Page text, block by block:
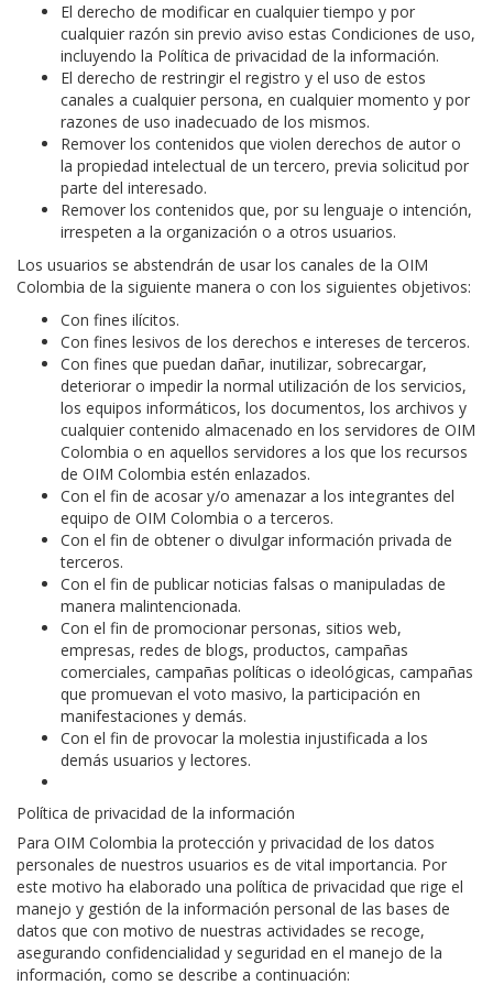
El derecho de modificar en cualquier tiempo y por
cualquier razón sin previo aviso estas Condiciones de uso,
incluyendo la Política de privacidad de la información.
El derecho de restringir el registro y el uso de estos
canales a cualquier persona, en cualquier momento y por
razones de uso inadecuado de los mismos.
Remover los contenidos que violen derechos de autor o
la propiedad intelectual de un tercero, previa solicitud por
parte del interesado.
Remover los contenidos que, por su lenguaje o intención,
irrespeten a la organización o a otros usuarios.
Los usuarios se abstendrán de usar los canales de la OIM
Colombia de la siguiente manera o con los siguientes objetivos:
Con fines ilícitos.
Con fines lesivos de los derechos e intereses de terceros.
Con fines que puedan dañar, inutilizar, sobrecargar,
deteriorar o impedir la normal utilización de los servicios,
los equipos informáticos, los documentos, los archivos y
cualquier contenido almacenado en los servidores de OIM
Colombia o en aquellos servidores a los que los recursos
de OIM Colombia estén enlazados.
Con el fin de acosar y/o amenazar a los integrantes del
equipo de OIM Colombia o a terceros.
Con el fin de obtener o divulgar información privada de
terceros.
Con el fin de publicar noticias falsas o manipuladas de
manera malintencionada.
Con el fin de promocionar personas, sitios web,
empresas, redes de blogs, productos, campañas
comerciales, campañas políticas o ideológicas, campañas
que promuevan el voto masivo, la participación en
manifestaciones y demás.
Con el fin de provocar la molestia injustificada a los
demás usuarios y lectores.
Política de privacidad de la información
Para OIM Colombia la protección y privacidad de los datos
personales de nuestros usuarios es de vital importancia. Por
este motivo ha elaborado una política de privacidad que rige el
manejo y gestión de la información personal de las bases de
datos que con motivo de nuestras actividades se recoge,
asegurando confidencialidad y seguridad en el manejo de la
información, como se describe a continuación: